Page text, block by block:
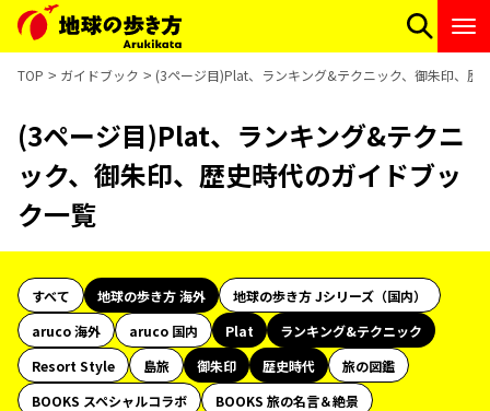
TOP ガイドブック (3ページ目)Plat、ランキング&テクニック、御朱印、歴
(3ページ目)Plat、ランキング&テクニ
ック、御朱印、歴史時代のガイドブッ
ク一覧
すべて 地球の歩き方 海外
地球の歩き方 Jシリーズ（国内）
aruco 海外
aruco 国内 Plat
ランキング&テクニック
Resort Style
島旅 御朱印 歴史時代
旅の図鑑
BOOKS スペシャルコラボ
BOOKS 旅の名言＆絶景